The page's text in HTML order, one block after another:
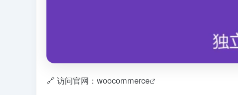
🔗 访问官网：woocommerce